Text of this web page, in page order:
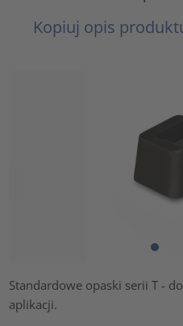
Kopiuj opis
Standardowe opaski serii T -
aplikacji.